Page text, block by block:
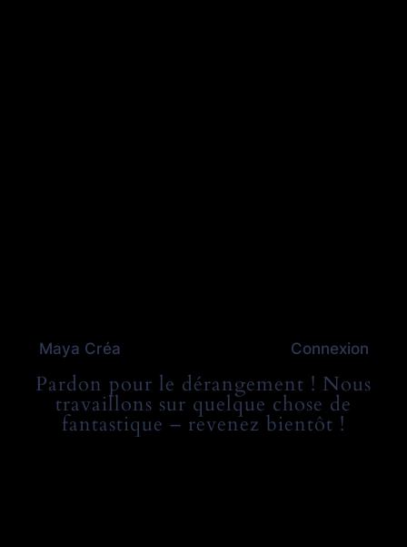
Maya Créa Connexion
Pardon pour le dérangement ! Nous
travaillons sur quelque chose de
fantastique – revenez bientôt !